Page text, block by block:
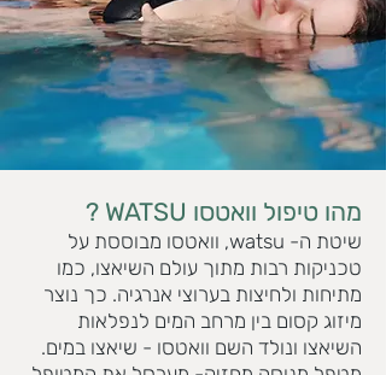
מהו טיפול וואטסו WATSU ?
שיטת ה- watsu, וואטסו מבוססת על
טכניקות רבות מתוך עולם השיאצו, כמו
מתיחות ולחיצות בערוצי אנרגיה. כך נוצר
מיזוג קסום בין מרחב המים לנפלאות
השיאצו ונולד השם וואטסו - שיאצו במים.